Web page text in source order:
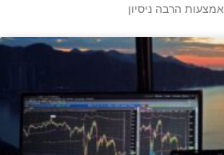
הרבה ניסיון